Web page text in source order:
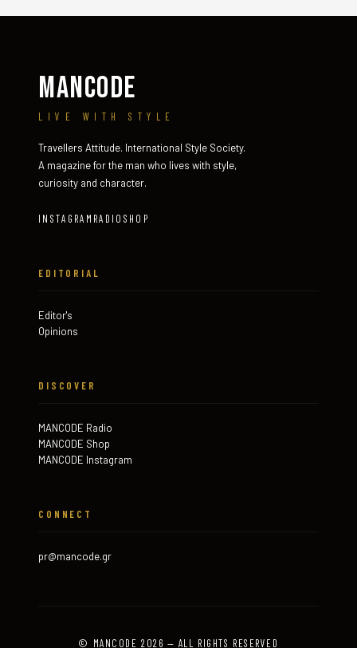
MANCODE
LIVE WITH STYLE
Travellers Attitude. International Style Society.
A magazine for the man who lives with style,
curiosity and character.
INSTAGRAM RADIO SHOP
EDITORIAL
Editor's
Opinions
DISCOVER
MANCODE Radio
MANCODE Shop
MANCODE Instagram
CONNECT
pr@mancode.gr
© MANCODE 2026 — ALL RIGHTS RESERVED